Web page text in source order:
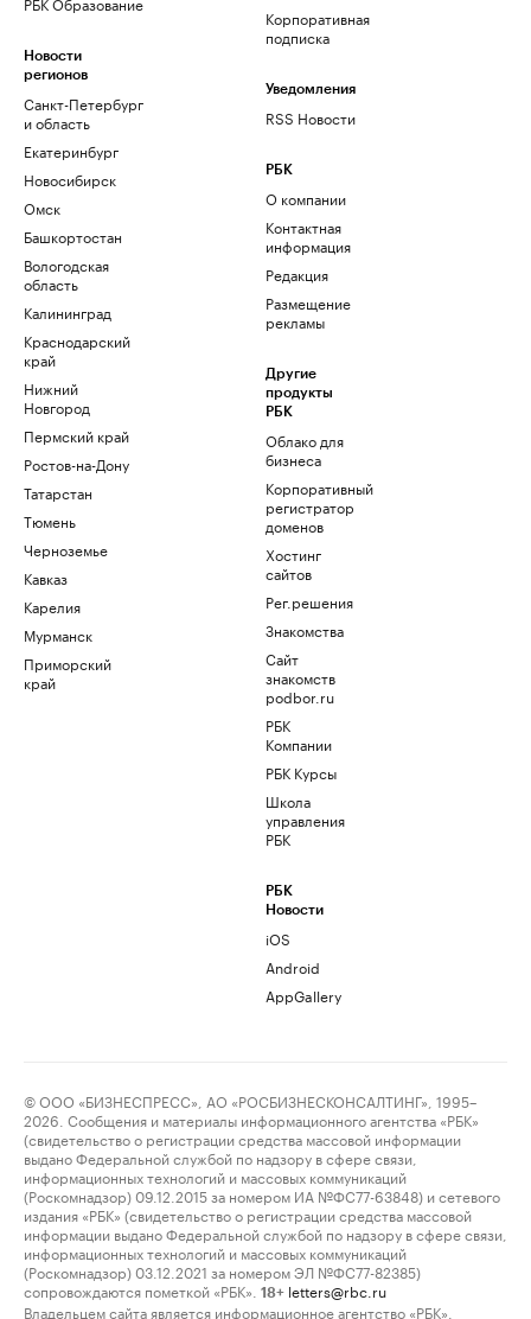
Новости
регионов
Санкт-Петербург
и область
Екатеринбург
Новосибирск
Омск
Башкортостан
Вологодская
область
Калининград
Краснодарский
край
Нижний
Новгород
Пермский край
Ростов-на-Дону
Татарстан
Тюмень
Черноземье
Кавказ
Карелия
Мурманск
Приморский
край
Корпоративная
подписка
Уведомления
RSS Новости
РБК
О компании
Контактная
информация
Редакция
Размещение
рекламы
Другие
продукты
РБК
Облако для
бизнеса
Корпоративный
регистратор
доменов
Хостинг
сайтов
Рег.решения
Знакомства
Сайт
знакомств
podbor.ru
РБК
Компании
РБК Курсы
Школа
управления
РБК
РБК
Новости
iOS
Android
AppGallery
© ООО «БИЗНЕСПРЕСС», АО «РОСБИЗНЕСКОНСАЛТИНГ», 1995–
2026. Сообщения и материалы информационного агентства «РБК»
(свидетельство о регистрации средства массовой информации
выдано Федеральной службой по надзору в сфере связи,
информационных технологий и массовых коммуникаций
(Роскомнадзор) 09.12.2015 за номером ИА №ФС77-63848) и сетевого
издания «РБК» (свидетельство о регистрации средства массовой
информации выдано Федеральной службой по надзору в сфере связи,
информационных технологий и массовых коммуникаций
(Роскомнадзор) 03.12.2021 за номером ЭЛ №ФС77-82385)
сопровождаются пометкой «РБК».
18+ letters@rbc.ru
Владельцем сайта является информационное агентство «РБК».